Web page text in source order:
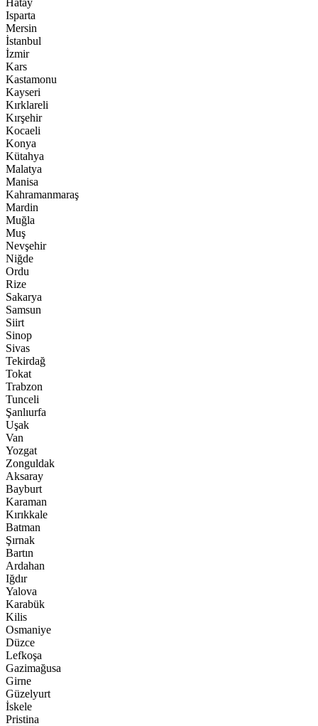
Hatay
Isparta
Mersin
İstanbul
İzmir
Kars
Kastamonu
Kayseri
Kırklareli
Kırşehir
Kocaeli
Konya
Kütahya
Malatya
Manisa
Kahramanmaraş
Mardin
Muğla
Muş
Nevşehir
Niğde
Ordu
Rize
Sakarya
Samsun
Siirt
Sinop
Sivas
Tekirdağ
Tokat
Trabzon
Tunceli
Şanlıurfa
Uşak
Van
Yozgat
Zonguldak
Aksaray
Bayburt
Karaman
Kırıkkale
Batman
Şırnak
Bartın
Ardahan
Iğdır
Yalova
Karabük
Kilis
Osmaniye
Düzce
Lefkoşa
Gazimağusa
Girne
Güzelyurt
İskele
Pristina